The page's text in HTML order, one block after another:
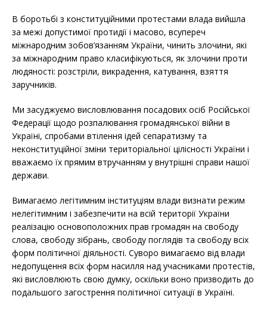
В боротьбі з конституційними протестами влада вийшла
за межі допустимої протидії і масово, всупереч
міжнародним зобов’язанням України, чинить злочини, які
за міжнародним право класифікуються, як злочини проти
людяності: розстріли, викрадення, катування, взяття
заручників.
Ми засуджуємо висловлювання посадових осіб Російської
Федерації щодо розпалювання громадянської війни в
Україні, спробами втілення ідей сепаратизму та
неконституційної зміни територіальної цілісності України і
вважаємо їх прямим втручанням у внутрішні справи нашої
держави.
Вимагаємо легітимним інституціям влади визнати режим
нелегітимним і забезпечити на всій території України
реалізацію основоположних прав громадян на свободу
слова, свободу зібрань, свободу поглядів та свободу всіх
форм політичної діяльності. Суворо вимагаємо від влади
недопущення всіх форм насилля над учасниками протестів,
які висловлюють свою думку, оскільки воно призводить до
подальшого загострення політичної ситуації в Україні.